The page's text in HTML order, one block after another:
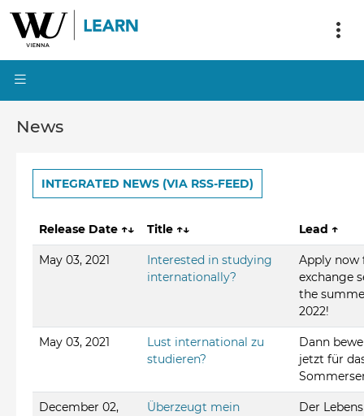
News
INTEGRATED NEWS (VIA RSS-FEED)
Release Date ↑↓ Title ↑↓ Lead ↑
May 03, 2021
Interested in studying
internationally?
Apply now
exchange
the
2022!
May 03, 2021
Lust international zu
studieren?
Dann
jetzt für
December 02,
Überzeugt mein
Der